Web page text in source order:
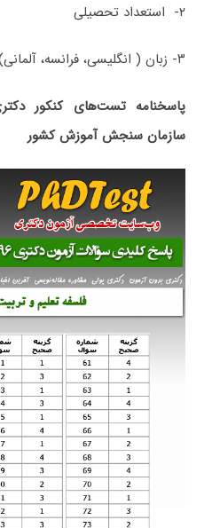
۲- استعداد تحصیلی
۳- زبان ( انگلیسی، فرانسه، آلمانی)
سازمان سنجش آموزش کشور